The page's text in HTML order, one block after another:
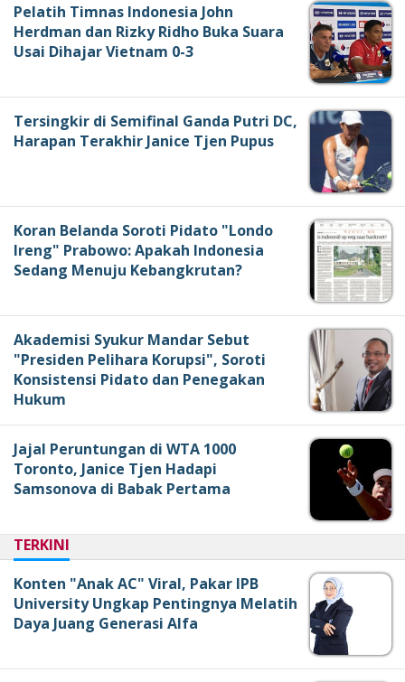
Pelatih Timnas Indonesia John
Herdman dan Rizky Ridho Buka Suara
Usai Dihajar Vietnam 0-3
Tersingkir di Semifinal Ganda Putri DC,
Harapan Terakhir Janice Tjen Pupus
Koran Belanda Soroti Pidato "Londo
Ireng" Prabowo: Apakah Indonesia
Sedang Menuju Kebangkrutan?
Akademisi Syukur Mandar Sebut
"Presiden Pelihara Korupsi", Soroti
Konsistensi Pidato dan Penegakan
Hukum
Jajal Peruntungan di WTA 1000
Toronto, Janice Tjen Hadapi
Samsonova di Babak Pertama
TERKINI
Konten "Anak AC" Viral, Pakar IPB
University Ungkap Pentingnya Melatih
Daya Juang Generasi Alfa